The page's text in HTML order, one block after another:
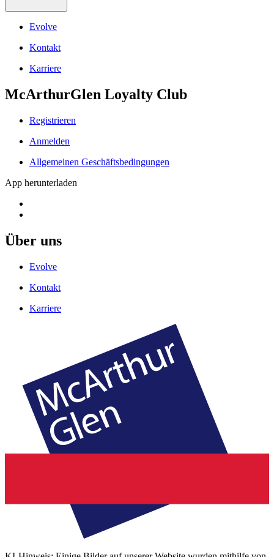
Evolve
Kontakt
Karriere
McArthurGlen Loyalty Club
Registrieren
Anmelden
Allgemeinen Geschäftsbedingungen
App herunterladen
Über uns
Evolve
Kontakt
Karriere